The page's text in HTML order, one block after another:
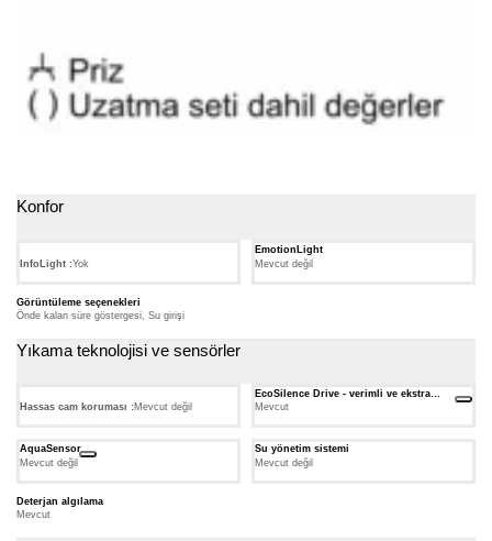
Konfor
InfoLight :Yok
EmotionLight
Mevcut değil
Görüntüleme seçenekleri
Önde kalan süre göstergesi, Su girişi
Yıkama teknolojisi ve sensörler
Hassas cam koruması : Mevcut değil
EcoSilence Drive - verimli ve ekstra
sessiz
Mevcut
AquaSensor
Mevcut değil
Su yönetim sistemi
Mevcut değil
Deterjan algılama
Mevcut